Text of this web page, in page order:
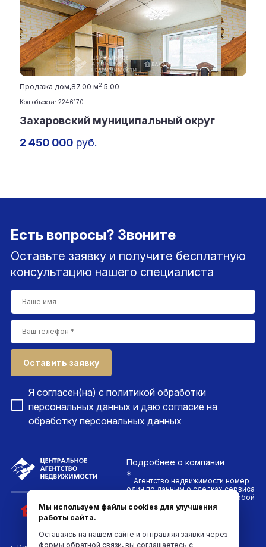
Продажа дом,87.00 м2 5.00
Код объекта: 2246170
Захаровский муниципальный округ
2 450 000 руб.
Есть вопросы? Звоните
Оставьте заявку и получите бесплатную
консультацию нашего специалиста
Оставить заявку
Я согласен(на) с политикой обработки
персональных данных и даю согласие на
обработку персональных данных
Подробнее о компании
* Агентство недвижимости номер
один по данным о сделках сервиса
ДомКлик. Проводим сделки любой
сложности и гарантируем
безопасность каждого клиента
Мы используем файлы cookies для улучшения
работы сайта.
Оставаясь на нашем сайте и отправляя заявки через
формы обратной связи, вы соглашаетесь с